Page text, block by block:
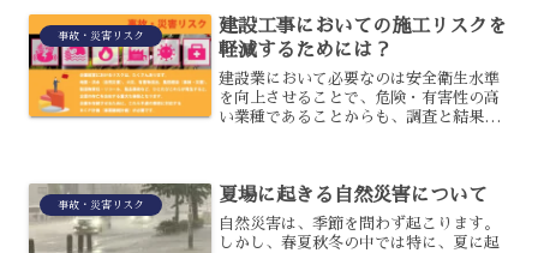
事故・災害リスク
建設工事においての施工リスクを
軽減するためには？
建設業において必要なのは安全衛生水準
を向上させることで、危険・有害性の高
い業種であることからも、調査と結果に
ていくことになるでしょう...
事故・災害リスク 夏場に起きる自然災害について
自然災害は、季節を問わず起こります。
しかし、春夏秋冬の中では特に、夏に起